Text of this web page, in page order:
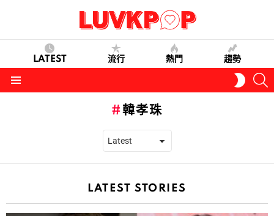
LATEST 流行 熱門 趨勢
SKIN
韓孝珠
LATEST STORIES